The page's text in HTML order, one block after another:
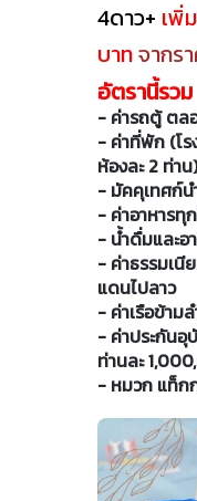
4ดาว+ เพิ่
บาทจากร
อัตรานี้รวม
- ค่ารถตู้ ตล
- ค่าที่พัก (โร
ห้องละ 2 ท่าน)
- มัคคุเทศก์น
- ค่าอาหารทุ
- น้ำดื่มและอ
- ค่าธรรมเนี
แดนไปลาว
- ค่าเรือข้าม
- ค่าประกันอุ
ท่านละ
- หมวก แท็กก